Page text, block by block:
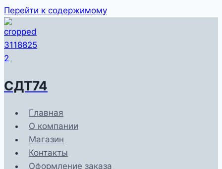
Перейти к содержимому
СДТ74
Главная
О компании
Магазин
Контакты
Оформление заказа